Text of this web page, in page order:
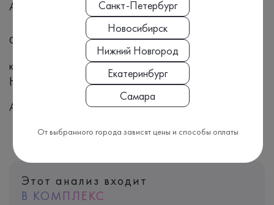
Аневризма, Холестерин, Липопротеиды, Стенокардия
Формат выдачи результата
количественно
Номенклатура МЗ РФ, Приказ №804н:
A09.05.004
Этот анализ входит
В КОМПЛЕКС
Санкт-Петербург
Новосибирск
Нижний Новгород
Екатеринбург
Самара
От выбранного города зависят цены и способы оплаты